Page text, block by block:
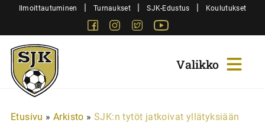
SiirryIlmoittautuminen | Turnaukset | SJK-Edustus | Koulutukset
FacebookInstagram
Twitter
Sjk-
Juniorit
Etusivu » Arkisto » SJK:n tytöt jatkoivat yllätyksiään